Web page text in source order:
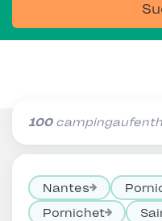
100
Nantes
Pornichet